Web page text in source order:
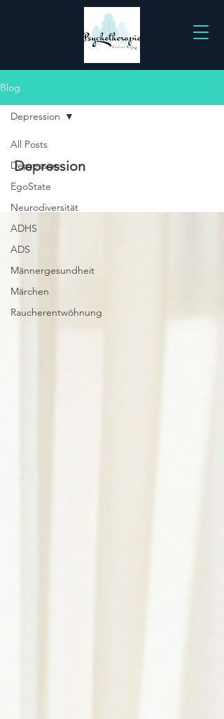
Blog
All Posts
Depression
EgoState
Neurodiversität
ADHS
ADS
Männergesundheit
Märchen
Raucherentwöhnung
Depression
Depression